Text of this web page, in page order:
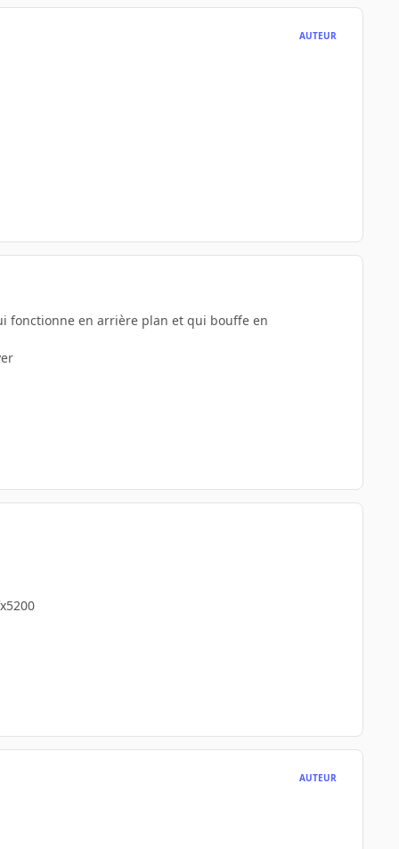
AUTEUR
fonctionne en arrière plan et qui bouffe en
AUTEUR